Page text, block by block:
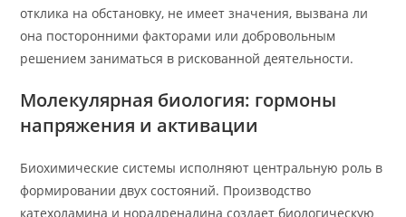
отклика на обстановку, не имеет значения, вызвана ли
она посторонними факторами или добровольным
решением заниматься в рискованной деятельности.
Молекулярная биология: гормоны
напряжения и активации
Биохимические системы исполняют центральную роль в
формировании двух состояний. Производство
катехоламина и норадреналина создает биологическую